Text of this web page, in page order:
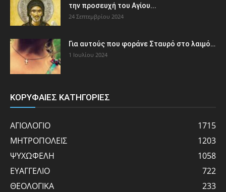
την προσευχή του Αγίου...
24 Σεπτεμβρίου 2024
Για αυτούς που φοράνε Σταυρό στο λαιμό…
1 Ιουλίου 2024
ΚΟΡΥΦΑΙΕΣ ΚΑΤΗΓΟΡΙΕΣ
ΑΓΙΟΛΟΓΙΟ
1715
ΜΗΤΡΟΠΟΛΕΙΣ
1203
ΨΥΧΩΦΕΛΗ
1058
ΕΥΑΓΓΕΛΙΟ
722
ΘΕΟΛΟΓΙΚΑ
233